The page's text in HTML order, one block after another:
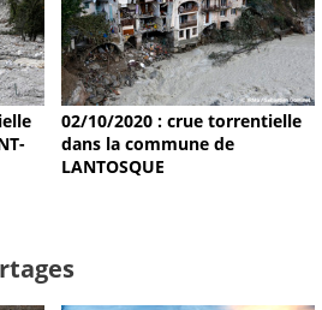
02/10/2020 : crue torrentielle
dans la commune de
LANTOSQUE